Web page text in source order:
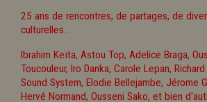
25 ans de rencontres, de partages, de
culturelles...
Ibrahim Keïta, Astou Top, Adelice Braga,
Toucouleur, Iro Danka, Carole Lepan,
Sound System, Elodie Bellejambe, Jérome
Hervé Normand, Ousseni Sako, et bien